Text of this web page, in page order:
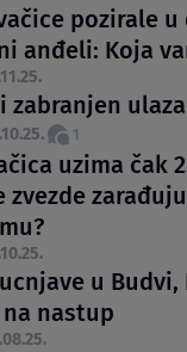
pozirale
anđeli: Koja
zabranjen
1
uzima čak
zvezde
u
nastup